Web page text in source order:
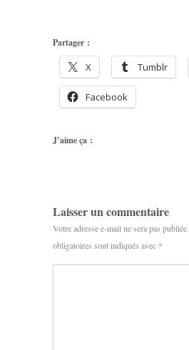
Partager :
X Tumblr
Facebook
J’aime ça :
Laisser un commentaire
Votre adresse e-mail ne sera pas publiée.
obligatoires sont indiqués avec *